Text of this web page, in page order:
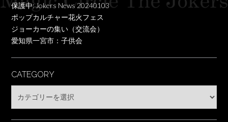
保護中: Jokers News 20240103
ポップカルチャー花火フェス
ジョーカーの集い（交流会）
愛知県一宮市：子供会
CATEGORY